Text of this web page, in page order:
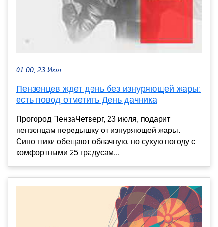
01:00, 23 Июл
Пензенцев ждет день без изнуряющей жары:
есть повод отметить День дачника
Прогород ПензаЧетверг, 23 июля, подарит
пензенцам передышку от изнуряющей жары.
Синоптики обещают облачную, но сухую погоду с
комфортными 25 градусам...